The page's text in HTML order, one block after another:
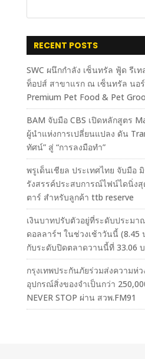
RECENT POSTS
SWC ผนึกกำลัง เซ็นทรัล ฟู้ด รีเท
ท็อปส์ สาขาแรก ณ เซ็นทรัล นอ
Premium Pet Food & Pet
BAM จับมือ CBS เปิดหลักสูตร
ผู้นำแห่งการเปลี่ยนแปลง ดัน
ทัศน์” สู่ “การลงมือทำ”
พรูเด็นเชียล ประเทศไทย จับมือ
รังสรรค์ประสบการณ์ไฟน์ไดนิ่ง
ตาร์ สำหรับลูกค้า ttb reserve
เงินบาทปรับตัวอยู่ที่ระดับประมา
ดอลลาร์ฯ ในช่วงเช้าวันนี้ (8.45
กับระดับปิดตลาดวานนี้ที่ 33.06
กรุงเทพประกันภัยร่วมส่งความห่
อุปกรณ์สิ่งของจำเป็นกว่า
NEVER STOP ผ่าน สวพ.FM91